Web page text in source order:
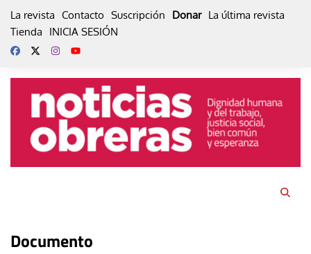
La revista Contacto Suscripción Donar La última revista
Tienda
INICIA SESIÓN
Documento